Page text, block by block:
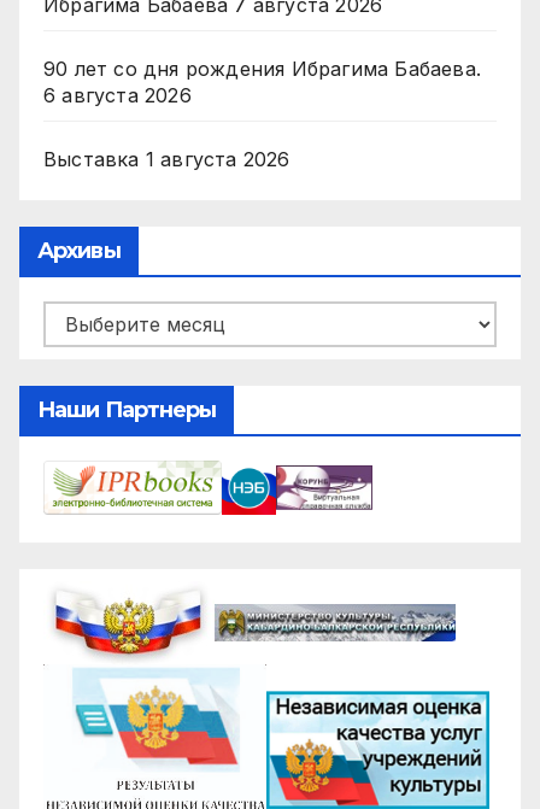
Ибрагима Бабаева 7 августа 2026
90 лет со дня рождения Ибрагима Бабаева.
6 августа 2026
Выставка 1 августа 2026
Архивы
Архивы
Наши Партнеры